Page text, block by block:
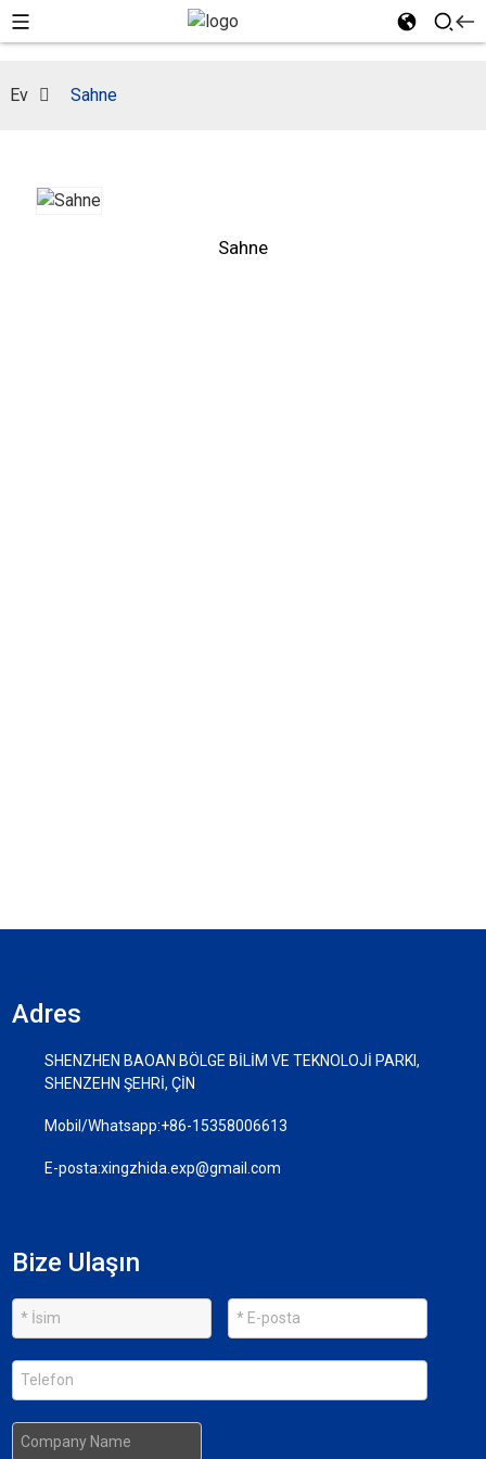
Ev Sahne
Sahne
Adres
SHENZHEN BAOAN BÖLGE BİLİM VE TEKNOLOJİ PARKI,
SHENZEHN ŞEHRİ, ÇİN
Mobil/Whatsapp:+86-15358006613
E-posta:xingzhida.exp@gmail.com
Bize Ulaşın